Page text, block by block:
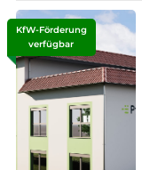
KfW-Förderung
verfügbar